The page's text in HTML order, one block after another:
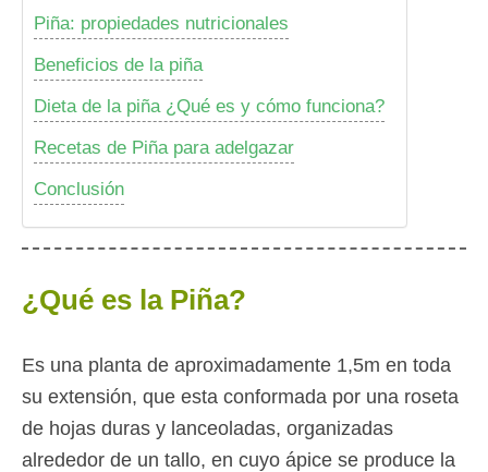
Piña: propiedades nutricionales
Beneficios de la piña
Dieta de la piña ¿Qué es y cómo funciona?
Recetas de Piña para adelgazar
Conclusión
¿Qué es la Piña?
Es una planta de aproximadamente 1,5m en toda
su extensión, que esta conformada por una roseta
de hojas duras y lanceoladas, organizadas
alrededor de un tallo, en cuyo ápice se produce la